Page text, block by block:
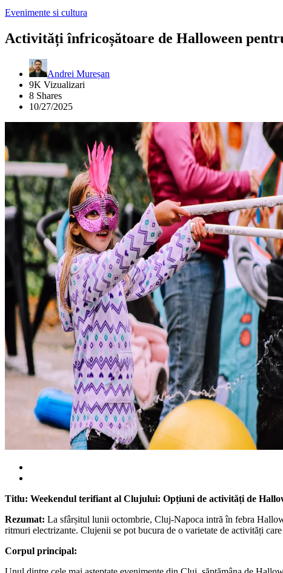
Evenimente si cultura
Activități înfricoșătoare de Halloween
Andrei Mureșan
9K Vizualizari
8 Shares
10/27/2025
Titlu: Weekendul terifiant al Clujului: Opțiuni de activități de
Rezumat: La sfârșitul lunii octombrie, Cluj-Napoca intră în febra
ritmuri electrizante. Clujenii se pot bucura de o varietate de activități
Corpul principal: